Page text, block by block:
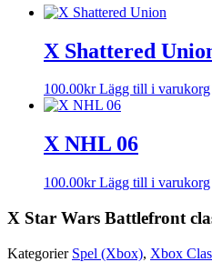
X Shattered
100.00kr Lägg till i varukorg
X NHL 06
100.00kr Lägg till i varukorg
X Star Wars Battlefront
Kategorier Spel (Xbox), Xbox